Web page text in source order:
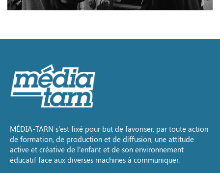
MÉDIA-TARN s’est fixé pour but de favoriser, par toute action
de formation, de production et de diffusion, une attitude
active et créative de l’enfant et de son environnement
éducatif face aux diverses machines à communiquer.